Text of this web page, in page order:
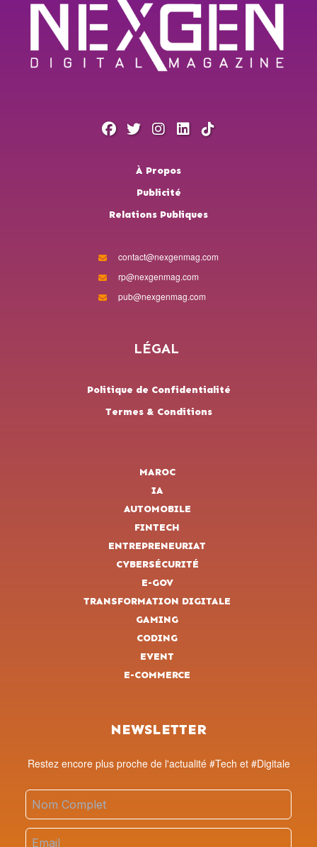
À Propos
Publicité
Relations Publiques
contact@nexgenmag.com
rp@nexgenmag.com
pub@nexgenmag.com
LÉGAL
Politique de Confidentialité
Termes & Conditions
MAROC
IA
AUTOMOBILE
FINTECH
ENTREPRENEURIAT
CYBERSÉCURITÉ
E-GOV
TRANSFORMATION DIGITALE
GAMING
CODING
EVENT
E-COMMERCE
NEWSLETTER
Restez encore plus proche de l'actualité #Tech et #Digitale